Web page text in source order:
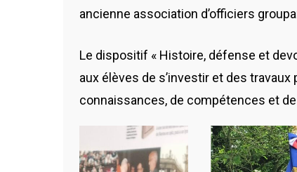
ancienne association d’officiers
Le dispositif « Histoire, défense et
aux élèves de s’investir et des
connaissances, de compétences et